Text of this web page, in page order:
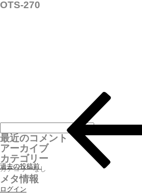
OTS-270
過去の投稿前
最近のコメント
アーカイブ
カテゴリー
カテゴリーなし
メタ情報
ログイン